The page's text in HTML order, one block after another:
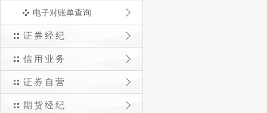
电子对账单查询
证券经纪
信用业务
证券自营
期货经纪